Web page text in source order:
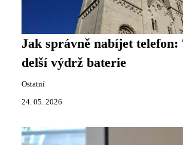
Jak správně nabíjet
delší výdrž baterie
Ostatní
24. 05. 2026